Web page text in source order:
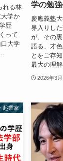
れる林
学か
歴
って
大学
学の勉
慶應義塾
界入りし
が、その
語る、才
とをご存
最大の理
2026年3月
起業家